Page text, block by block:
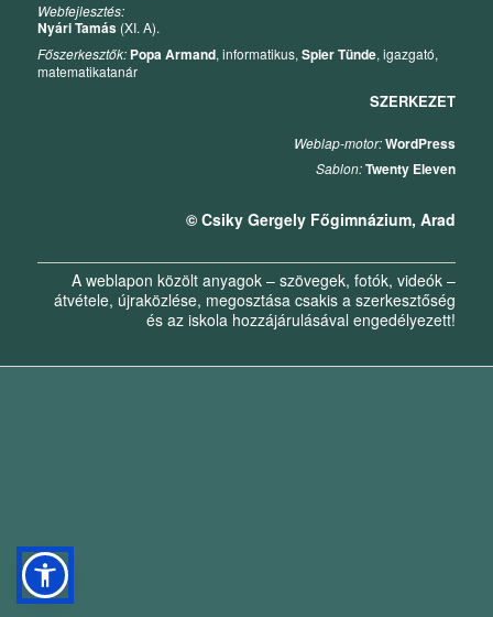
Webfejlesztés:
Nyári Tamás (XI. A).
Főszerkesztők: Popa Armand, informatikus,Spier Tünde, igazgató,
matematikatanár
SZERKEZET
Weblap-motor:WordPress
Sablon:Twenty Eleven
© Csiky Gergely Főgimnázium, Arad
A weblapon közölt anyagok – szövegek, fotók, videók –
átvétele, újraközlése, megosztása csakis a szerkesztőség
és az iskola hozzájárulásával engedélyezett!